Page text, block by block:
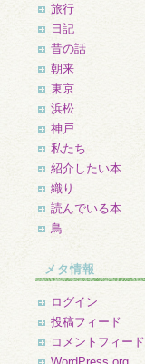
旅行
日記
昔の話
朝来
東京
浜松
神戸
私たち
紹介したい本
織り
読んでいる本
鳥
メタ情報
ログイン
投稿フィード
コメントフィード